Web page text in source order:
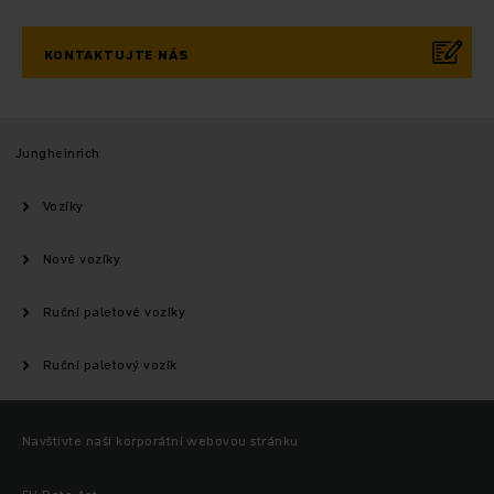
KONTAKTUJTE NÁS
Jungheinrich
Vozíky
Nové vozíky
Ruční paletové vozíky
Ruční paletový vozík
Navštivte naši korporátní webovou stránku